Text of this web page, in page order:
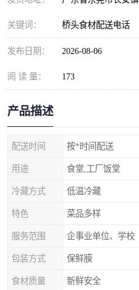
关键词： 桥头食材配送电话
发布日期： 2026-08-06
阅 读 量： 173
产品描述
配送时间 按*时间配送
用途 食堂,工厂饭堂
冷藏方式 低温冷藏
特色 菜品多样
服务范围 企事业单位、学校
包装方式 保鲜膜
食材质量 新鲜安全